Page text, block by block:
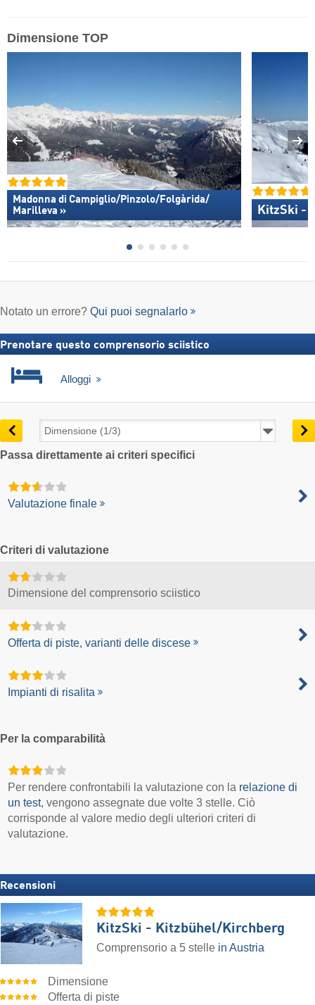
Dimensione TOP
Madonna di Campiglio/​Pinzolo/​Folgàrida/​
Marilleva »
KitzSki -
Notato un errore? Qui puoi segnalarlo
Prenotare questo comprensorio sciistico
Alloggi
Passa direttamente ai criteri specifici
Valutazione finale
Criteri di valutazione
Dimensione del comprensorio sciistico
Offerta di piste, varianti delle discese
Impianti di risalita
Per la comparabilità
Per rendere confrontabili la valutazione con la relazione di
un test, vengono assegnate due volte 3 stelle. Ciò
corrisponde al valore medio degli ulteriori criteri di
valutazione.
Recensioni
KitzSki - Kitzbühel/​Kirchberg
Comprensorio a 5 stelle in Austria
Dimensione
Offerta di piste